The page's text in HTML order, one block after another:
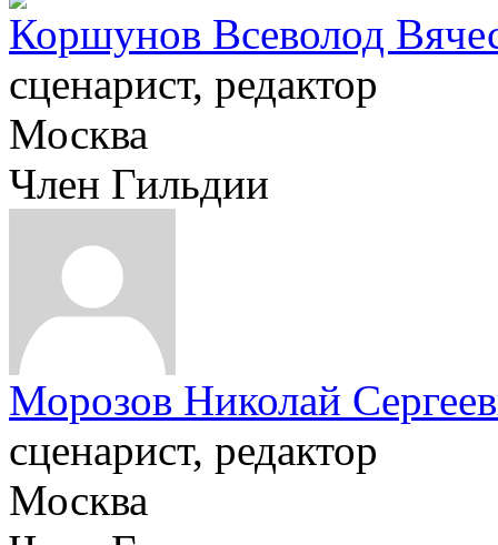
Коршунов Всеволод
сценарист, редактор
Москва
Член Гильдии
Морозов Николай
сценарист, редактор
Москва